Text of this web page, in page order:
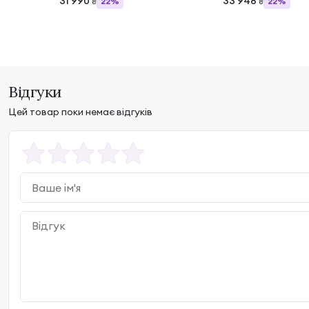
Відгуки
Цей товар поки немає відгуків